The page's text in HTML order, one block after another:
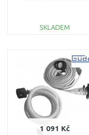
SKLADEM
Porovnat
1 091 Kč